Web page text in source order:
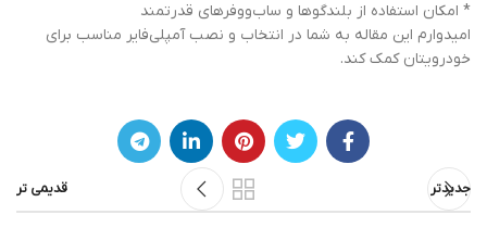
* امکان استفاده از بلندگوها و ساب‌ووفر‌های قدرتمند
امیدوارم این مقاله به شما در انتخاب و نصب آمپلی‌فایر مناسب برای
خودرویتان کمک کند.
جدیدتر قدیمی تر